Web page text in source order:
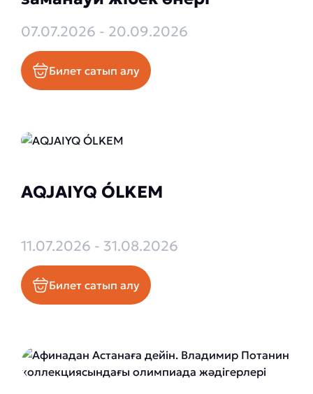
07.07.2026 - 20.09.2026
Билет сатып алу
AQJAIYQ ÓLKEM
11.07.2026 - 31.08.2026
Билет сатып алу